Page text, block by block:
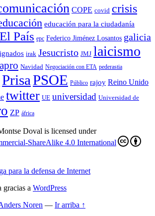
COPE covid crisis
educación para la ciudadaní­a
El País epc Federico Jiménez Losantos galicia
irak Jesucristo JMJ laicismo
Navidad Negociación con ETA pederastia
PrisaPSOE Público rajoy Reino Unido
twitter UE universidad Universidad de
ZP áfrica
Doval is licensed under
ShareAlike 4.0 International
a WordPress
Noren — Ir arriba ↑